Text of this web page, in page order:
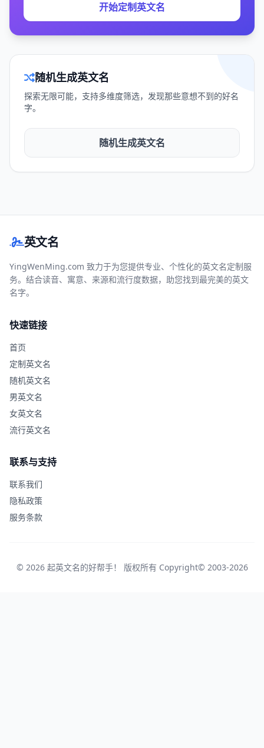
开始定制英文名
随机生成英文名
探索无限可能，支持多维度筛选，发现那些意想不到的好名
字。
随机生成英文名
英文名
YingWenMing.com 致力于为您提供专业、个性化的英文名定制服
务。结合读音、寓意、来源和流行度数据，助您找到最完美的英文
名字。
快速链接
首页
定制英文名
随机英文名
男英文名
女英文名
流行英文名
联系与支持
联系我们
隐私政策
服务条款
© 2026 起英文名的好帮手！ 版权所有 Copyright© 2003-2026